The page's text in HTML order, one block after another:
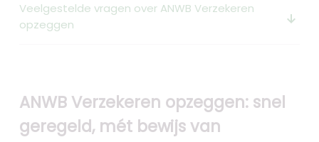
Veelgestelde vragen over ANWB Verzekeren
opzeggen
arrow_downward_alt
ANWB Verzekeren opzeggen: snel
geregeld, mét bewijs van